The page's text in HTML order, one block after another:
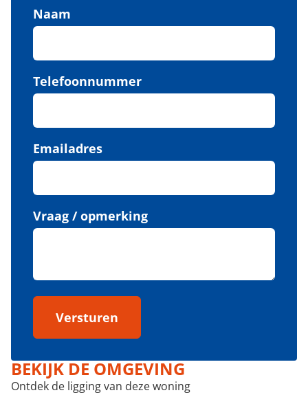
Naam
Telefoonnummer
Emailadres
Vraag / opmerking
Versturen
BEKIJK DE OMGEVING
Ontdek de ligging van deze woning